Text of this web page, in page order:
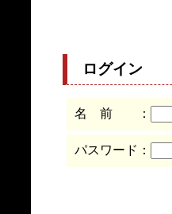
ログイン
名 前 ：
パスワード：